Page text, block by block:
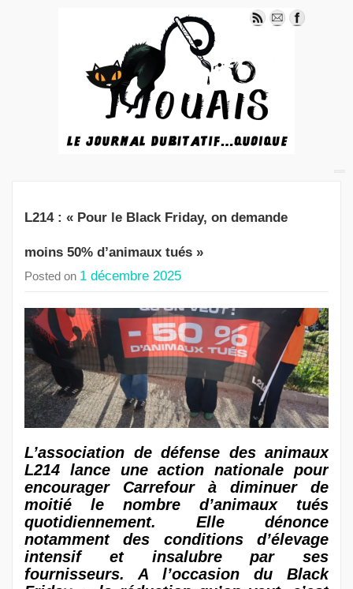
L214 : « Pour le Black Friday, on demande
moins 50% d’animaux tués »
Posted on 1 décembre 2025
L’association de défense des animaux
L214 lance une action nationale pour
encourager Carrefour à diminuer de
moitié le nombre d’animaux tués
quotidiennement. Elle dénonce
notamment des conditions d’élevage
intensif et insalubre par ses
fournisseurs. A l’occasion du Black